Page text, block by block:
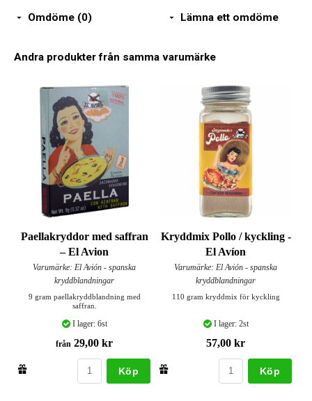
Omdöme (0) Lämna ett omdöme
Andra produkter från samma varumärke
Paellakryddor med saffran
– El Avion
Varumärke: El Avión - spanska
kryddblandningar
9 gram paellakryddblandning med
saffran.
I lager: 6st
från 29,00 kr
Köp
Kryddmix Pollo / kyckling -
El Avíon
Varumärke: El Avión - spanska
kryddblandningar
110 gram kryddmix för kyckling
I lager: 2st
57,00 kr
Köp